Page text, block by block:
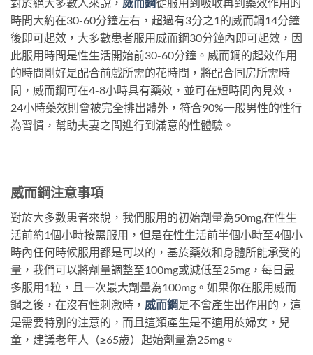
時間大約在30-60分鐘左右，超過有3分之1的威而鋼14分鐘
後即可起效，大多數患者服用威而鋼30分鐘內即可起效，因
此服用時間是性生活開始前30-60分鐘。威而鋼的起效作用
的時間剛好是配合前戲所需的花時間，將配合同房所需時
間，威而鋼可在4-8小時具有藥效，並可在短時間內見效，
24小時藥效則會被完全排出體外，符合90%一般男性的性行
為習慣，幫助夫妻之間進行到滿意的性體驗。
威而鋼注意事項
對於大多數患者來說，我們服用的初始劑量為50mg,在性生
活前約1個小時按需服用，但是在性生活前半個小時至4個小
時內任何時候服用都是可以的，基於藥效和身體所能承受的
量，我們可以將劑量調整至100mg或減低至25mg，每日最
多服用1粒，且一次最大劑量為100mg。如果你在服用威而
鋼之後，在沒有性刺激時， 威而鋼是不會產生出作用的，這
是需要特別的注意的，而且這類產生是不適用於婦女，兒
童，建議老年人（≥65歲）起始劑量為25mg。